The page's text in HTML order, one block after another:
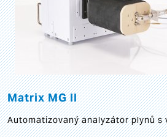
Matrix MG II
Automatizovaný analyzátor plynů s